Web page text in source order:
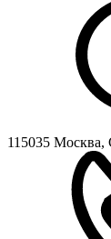
115035 Москва,